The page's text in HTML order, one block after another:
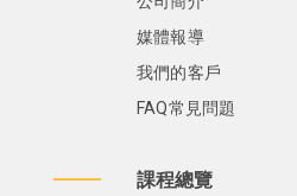
媒體報導
我們的客戶
FAQ常見問題
課程總覽